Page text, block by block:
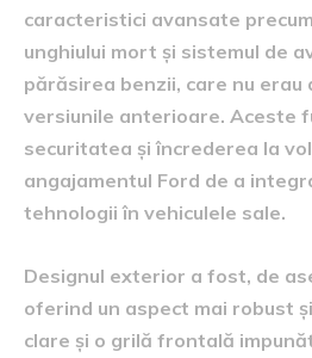
caracteristici avansate
unghiului mort și sistemul de
părăsirea benzii, care nu erau
versiunile anterioare. Aceste
securitatea și încrederea la
angajamentul Ford de a
tehnologii în vehiculele sale.
Designul exterior a fost, de
oferind un aspect mai robust
clare și o grilă frontală